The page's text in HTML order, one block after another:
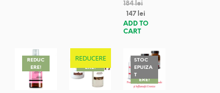
184lei
147 lei
ADD TO
CART
REDUC
ERE!
REDUCERE
REDUC
ERE!
STOC
EPUIZA
TREDUC
ERE!